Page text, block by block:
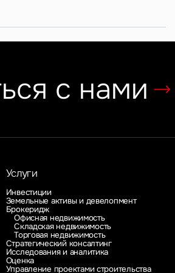
с нами
Услуги
Инвестиции
Земельные активы и девелопмент
Брокеридж
Офисная недвижимость
Складская недвижимость
Торговая недвижимость
Стратегический консалтинг
Исследования и аналитика
Оценка
Управление проектами строительства